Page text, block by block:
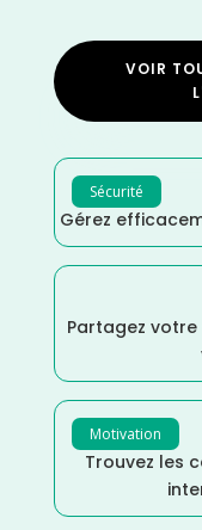
VOIR
Sécurité
Gérez
Partagez
Motivation
Trouvez les